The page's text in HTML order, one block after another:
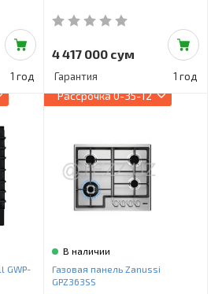
1 год
4 417 000 сум
Гарантия 1 год
GWP-
Рассрочка0-35-12
В наличии
Газовая панель Zanussi
GPZ363SS